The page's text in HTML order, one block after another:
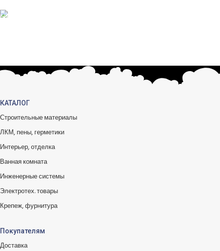
КАТАЛОГ
Строительные материалы
ЛКМ, пены, герметики
Интерьер, отделка
Ванная комната
Инженерные системы
Электротех. товары
Крепеж, фурнитура
Покупателям
Доставка